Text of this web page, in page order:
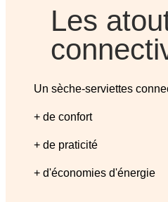
Les
Un sèche-serviettes
+ de confort
+ de praticité
+ d'économies d'énergie